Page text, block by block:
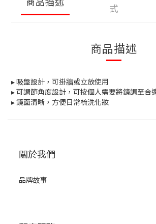
式
商品描述
▸ 吸盤設計，可掛牆或立放使用
▸ 可調節角度設計，可按個人需要將鏡調至合
▸ 鏡面清晰，方便日常梳洗化妝
關於我們
品牌故事